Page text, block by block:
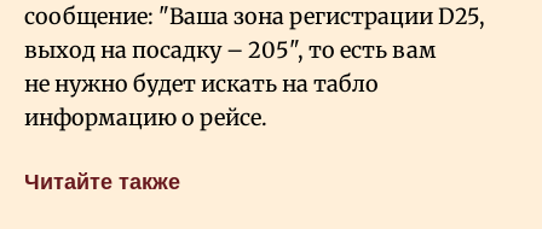
сообщение: "Ваша зона регистрации D25,
выход на посадку – 205", то есть вам
не нужно будет искать на табло
информацию о рейсе.
Читайте также